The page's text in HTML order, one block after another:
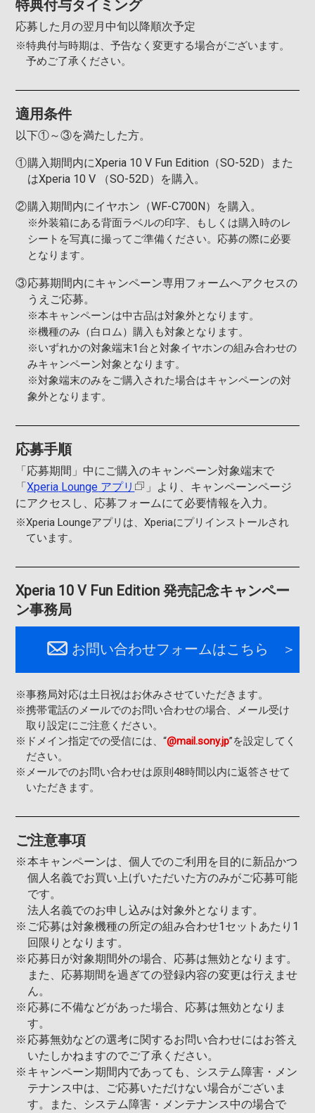
特典付与タイミング
応募した月の翌月中旬以降順次予定
※特典付与時期は、予告なく変更する場合がございます。
予めご了承ください。
適用条件
以下①～③を満たした方。
①購入期間内にXperia 10 V Fun Edition（SO-52D）また
はXperia 10 V （SO-52D）を購入。
②購入期間内にイヤホン（WF-C700N）を購入。
※外装箱にある背面ラベルの印字、もしくは購入時のレ
シートを写真に撮ってご準備ください。応募の際に必要
となります。
③応募期間内にキャンペーン専用フォームへアクセスの
うえご応募。
※本キャンペーンは中古品は対象外となります。
※機種のみ（白ロム）購入も対象となります。
※いずれかの対象端末1台と対象イヤホンの組み合わせの
みキャンペーン対象となります。
※対象端末のみをご購入された場合はキャンペーンの対
象外となります。
応募手順
「応募期間」中にご購入のキャンペーン対象端末で
「Xperia Lounge アプリ
」より、キャンペーンページ
にアクセスし、応募フォームにて必要情報を入力。
※Xperia Loungeアプリは、Xperiaにプリインストールされ
ています。
Xperia 10 V Fun Edition 発売記念キャンペー
ン事務局
お問い合わせフォームはこちら
※事務局対応は土日祝はお休みさせていただきます。
※携帯電話のメールでのお問い合わせの場合、メール受け
取り設定にご注意ください。
※ ドメイン指定での受信には、“@mail.sony.jp”を設定してく
ださい。
※ メールでのお問い合わせは原則48時間以内に返答させて
いただきます。
ご注意事項
本キャンペーンは、個人でのご利用を目的に新品かつ
個人名義でお買い上げいただいた方のみがご応募可能
です。
法人名義でのお申し込みは対象外となります。
ご応募は対象機種の所定の組み合わせ1セットあたり1
回限りとなります。
応募日が対象期間外の場合、応募は無効となります。
また、応募期間を過ぎての登録内容の変更は行えませ
ん。
応募に不備などがあった場合、応募は無効となりま
す。
応募無効などの選考に関するお問い合わせにはお答え
いたしかねますのでご了承ください。
キャンペーン期間内であっても、システム障害・メン
テナンス中は、ご応募いただけない場合がございま
す。また、システム障害・メンテナンス中の場合で